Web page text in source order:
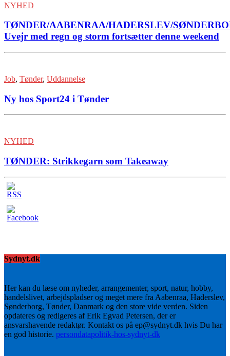
NYHED
TØNDER/AABENRAA/HADERSLEV/
Uvejr med regn og storm fortsætter denne weekend
Job, Tønder, Uddannelse
Ny hos Sport24 i Tønder
NYHED
TØNDER: Strikkegarn som Takeaway
Sydnyt.dk
Her kan du læse om nyheder, arrangementer, sport, natur, hobby,
handelslivet, arbejdspladser og meget mere fra Aabenraa, Haderslev,
Sønderborg, Tønder, Danmark og den store vide verden. Siden
opdateres og redigeres af Erik Egvad Petersen, der er
ansvarshavende redaktør. Kontakt os på ep@sydnyt.dk hvis Du har
en god historie. persondatapolitik-hos-sydnyt-dk